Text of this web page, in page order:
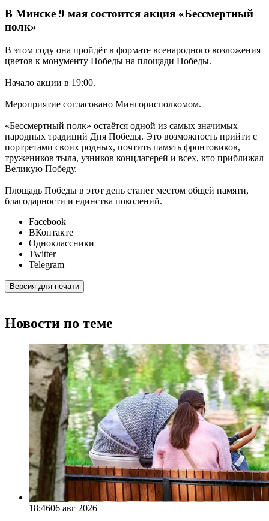
В Минске 9 мая состоится акция «Бессмертный
полк»
В этом году она пройдёт в формате всенародного возложения
цветов к монументу Победы на площади Победы.
Начало акции в 19:00.
Мероприятие согласовано Мингорисполкомом.
«Бессмертный полк» остаётся одной из самых значимых
народных традиций Дня Победы. Это возможность прийти с
портретами своих родных, почтить память фронтовиков,
тружеников тыла, узников концлагерей и всех, кто приближал
Великую Победу.
Площадь Победы в этот день станет местом общей памяти,
благодарности и единства поколений.
Facebook
ВКонтакте
Одноклассники
Twitter
Telegram
Версия для печати
Новости по теме
18:4606 авг 2026